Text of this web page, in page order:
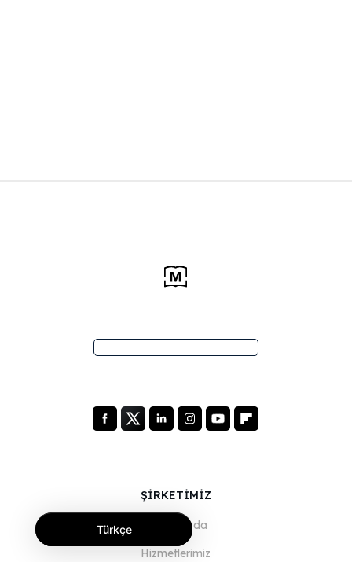
ŞİRKETİMİZ
Hakkımızda
Hizmetlerimiz
Türkçe